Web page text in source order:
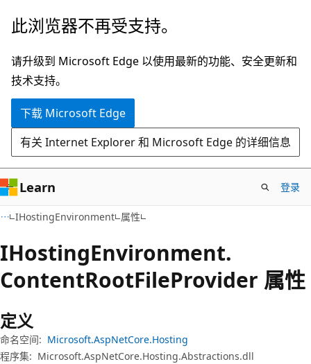
跳
主
要
内
跳
页
内
导
此浏览器不再受支持。
请升级到 Microsoft Edge 以使用最新的功能、安全更新和
技术支持。
下载 Microsoft Edge
有关 Internet Explorer 和 Microsoft Edge 的详细信息
Learn 登录
IHostingEnvironment 属性
IHostingEnvironment.
ContentRootFileProvider 属性
定义
命名空间: Microsoft.AspNetCore.Hosting
程序集: Microsoft.AspNetCore.Hosting.Abstractions.dll